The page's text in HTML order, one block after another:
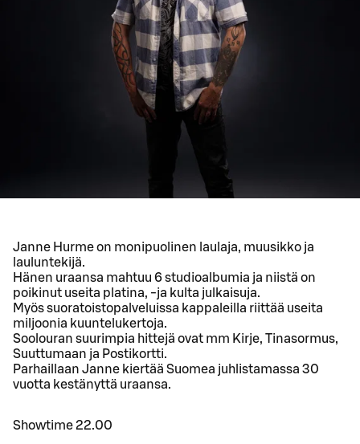
Janne Hurme on monipuolinen laulaja, muusikko ja
lauluntekijä.
Hänen uraansa mahtuu 6 studioalbumia ja niistä on
poikinut useita platina, -ja kulta julkaisuja.
Myös suoratoistopalveluissa kappaleilla riittää useita
miljoonia kuuntelukertoja.
Soolouran suurimpia hittejä ovat mm Kirje, Tinasormus,
Suuttumaan ja Postikortti.
Parhaillaan Janne kiertää Suomea juhlistamassa 30
vuotta kestänyttä uraansa.
Showtime 22.00